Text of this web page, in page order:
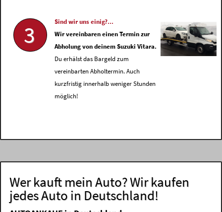
3
Sind wir uns einig?...
Wir vereinbaren einen Termin zur
Abholung von deinem Suzuki Vitara.
Du erhälst das Bargeld zum
vereinbarten Abholtermin. Auch
kurzfristig innerhalb weniger Stunden
möglich!
Wer kauft mein Auto? Wir kaufen
jedes Auto in Deutschland!